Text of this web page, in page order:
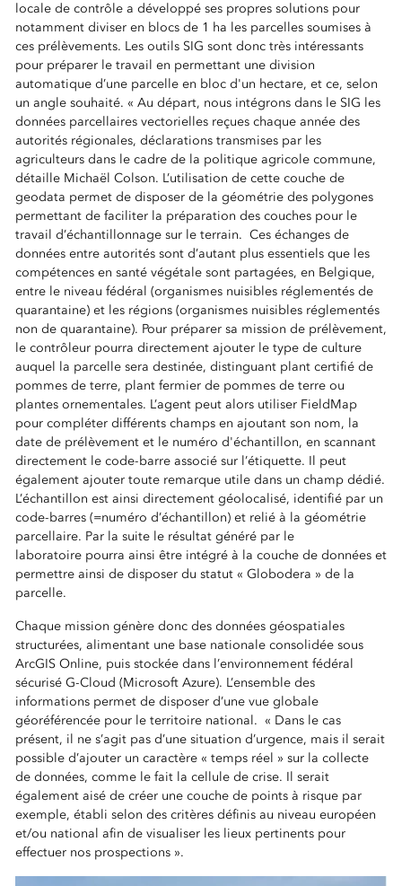
locale de contrôle a développé ses propres solutions pour
notamment diviser en blocs de 1 ha les parcelles soumises à
ces prélèvements. Les outils SIG sont donc très intéressants
pour préparer le travail en permettant une division
automatique d’une parcelle en bloc d'un hectare, et ce, selon
un angle souhaité. « Au départ, nous intégrons dans le SIG les
données parcellaires vectorielles reçues chaque année des
autorités régionales, déclarations transmises par les
agriculteurs dans le cadre de la politique agricole commune,
détaille Michaël Colson. L’utilisation de cette couche de
geodata permet de disposer de la géométrie des polygones
permettant de faciliter la préparation des couches pour le
travail d’échantillonnage sur le terrain. Ces échanges de
données entre autorités sont d’autant plus essentiels que les
compétences en santé végétale sont partagées, en Belgique,
entre le niveau fédéral (organismes nuisibles réglementés de
quarantaine) et les régions (organismes nuisibles réglementés
non de quarantaine). Pour préparer sa mission de prélèvement,
le contrôleur pourra directement ajouter le type de culture
auquel la parcelle sera destinée, distinguant plant certifié de
pommes de terre, plant fermier de pommes de terre ou
plantes ornementales. L’agent peut alors utiliser FieldMap
pour compléter différents champs en ajoutant son nom, la
date de prélèvement et le numéro d'échantillon, en scannant
directement le code-barre associé sur l’étiquette. Il peut
également ajouter toute remarque utile dans un champ dédié.
L’échantillon est ainsi directement géolocalisé, identifié par un
code-barres (=numéro d’échantillon) et relié à la géométrie
parcellaire. Par la suite le résultat généré par le
laboratoire pourra ainsi être intégré à la couche de données et
permettre ainsi de disposer du statut « Globodera » de la
parcelle.
Chaque mission génère donc des données géospatiales
structurées, alimentant une base nationale consolidée sous
ArcGIS Online, puis stockée dans l’environnement fédéral
sécurisé G-Cloud (Microsoft Azure). L’ensemble des
informations permet de disposer d’une vue globale
géoréférencée pour le territoire national. « Dans le cas
présent, il ne s’agit pas d’une situation d’urgence, mais il serait
possible d’ajouter un caractère « temps réel » sur la collecte
de données, comme le fait la cellule de crise. Il serait
également aisé de créer une couche de points à risque par
exemple, établi selon des critères définis au niveau européen
et/ou national afin de visualiser les lieux pertinents pour
effectuer nos prospections ».